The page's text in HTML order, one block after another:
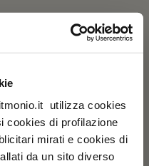
utilizza cookies
cookies di profilazione
mirati e cookies di
da un sito diverso